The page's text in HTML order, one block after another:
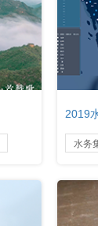
2019
水务